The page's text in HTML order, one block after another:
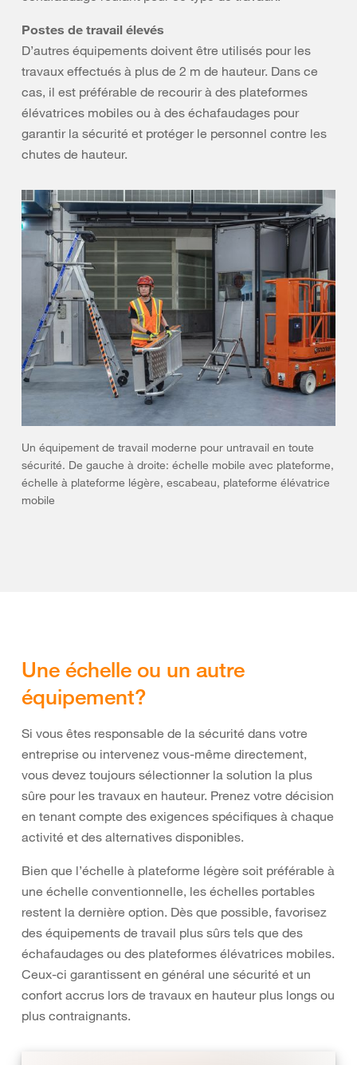
Postes de travail élevés
D’autres équipements doivent être utilisés pour les
travaux effectués à plus de 2 m de hauteur. Dans ce
cas, il est préférable de recourir à des plateformes
élévatrices mobiles ou à des échafaudages pour
garantir la sécurité et protéger le personnel contre les
chutes de hauteur.
Un équipement de travail moderne pour untravail en toute
sécurité. De gauche à droite: échelle mobile avec plateforme,
échelle à plateforme légère, escabeau, plateforme élévatrice
mobile
Une échelle ou un autre
équipement?
Si vous êtes responsable de la sécurité dans votre
entreprise ou intervenez vous-même directement,
vous devez toujours sélectionner la solution la plus
sûre pour les travaux en hauteur. Prenez votre décision
en tenant compte des exigences spécifiques à chaque
activité et des alternatives disponibles.
Bien que l’échelle à plateforme légère soit préférable à
une échelle conventionnelle, les échelles portables
restent la dernière option. Dès que possible, favorisez
des équipements de travail plus sûrs tels que des
échafaudages ou des plateformes élévatrices mobiles.
Ceux-ci garantissent en général une sécurité et un
confort accrus lors de travaux en hauteur plus longs ou
plus contraignants.